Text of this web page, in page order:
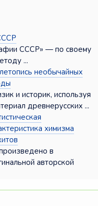
СССР» — по своему
...
необычайных
и историк, используя
древнерусских ...
химизма
в
авторской